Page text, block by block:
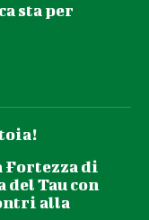
sta per
di
del Tau con
alla